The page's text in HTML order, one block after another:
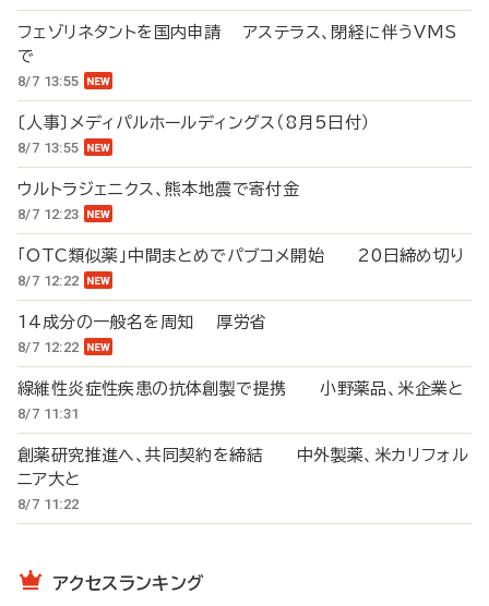
フェゾリネタントを国内申請 アステラス、閉経に伴うVMS
で
8/7 13:55
〔人事〕メディパルホールディングス（8月5日付）
8/7 13:55
ウルトラジェニクス、熊本地震で寄付金
8/7 12:23
「OTC類似薬」中間まとめでパブコメ開始 20日締め切り
8/7 12:22
14成分の一般名を周知 厚労省
8/7 12:22
線維性炎症性疾患の抗体創製で提携 小野薬品、米企業と
8/7 11:31
創薬研究推進へ、共同契約を締結 中外製薬、米カリフォル
ニア大と
8/7 11:22
アクセスランキング